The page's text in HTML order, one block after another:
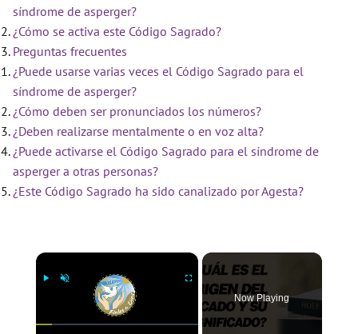
síndrome de asperger?
¿Cómo se activa este Código Sagrado?
Preguntas frecuentes
¿Puede usarse varias veces el Código Sagrado para el
síndrome de asperger?
¿Cómo deben ser pronunciados los números?
¿Deben realizarse mentalmente o en voz alta?
¿Puede activarse el Código Sagrado para el síndrome de
asperger a otras personas?
¿Este Código Sagrado ha sido canalizado por Agesta?
×
Now Playing